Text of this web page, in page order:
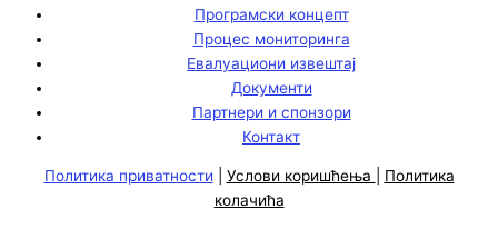
Програмски концепт
Процес мониторинга
Евалуациони извештај
Документи
Партнери и спонзори
Контакт
Политика приватности Услови коришћења
Политика
колачића